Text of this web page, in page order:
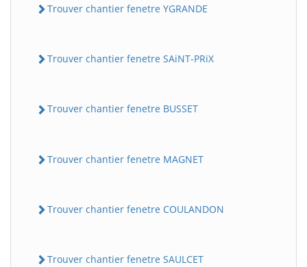
Trouver chantier fenetre YGRANDE
Trouver chantier fenetre SAiNT-PRiX
Trouver chantier fenetre BUSSET
Trouver chantier fenetre MAGNET
Trouver chantier fenetre COULANDON
Trouver chantier fenetre SAULCET